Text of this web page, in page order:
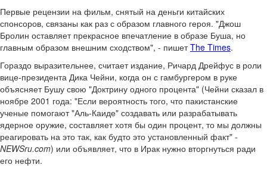
Первые рецензии на фильм, снятый на деньги китайских
спонсоров, связаны как раз с образом главного героя. "Джош
Бролин оставляет прекрасное впечатление в образе Буша, но
главным образом внешним сходством", - пишетThe Times.
Гораздо выразительнее, считает издание, Ричард Дрейфус в роли
вице-президента Дика Чейни, когда он с гамбургером в руке
объясняет Бушу свою "Доктрину одного процента" (Чейни сказал в
ноябре 2001 года: "Если вероятность того, что пакистанские
ученые помогают "Аль-Каиде" создавать или разрабатывать
ядерное оружие, составляет хотя бы один процент, то мы должны
реагировать на это так, как будто это установленный факт" -
NEWSru.com) или объявляет, что в Ирак нужно вторгнуться ради
его нефти.